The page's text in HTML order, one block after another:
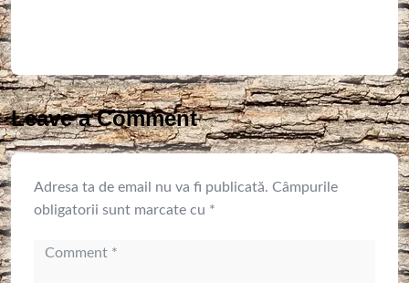
Leave a Comment
Adresa ta de email nu va fi publicată. Câmpurile
obligatorii sunt marcate cu *